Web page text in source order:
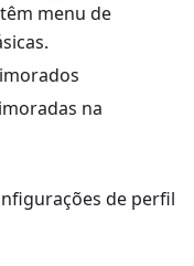
menu de
na
de perfil